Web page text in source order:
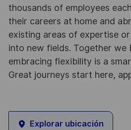
thousands of employees
their careers at home and
existing areas of expertise
into new fields. Together we
embracing flexibility is a
Great journeys start here,
Explorar ubicación